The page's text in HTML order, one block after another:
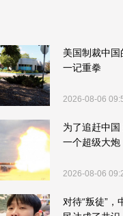
美国制裁中国
一记重拳
2026-08-06
为了追赶中国
一个超级大炮
2026-08-06
对待“叛徒”，